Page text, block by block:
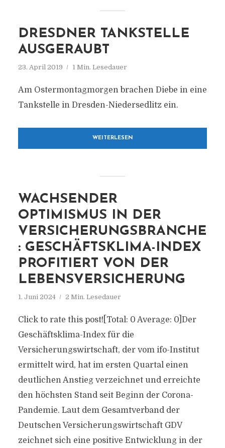
DRESDNER TANKSTELLE
AUSGERAUBT
23. April 2019 1 Min. Lesedauer
Am Ostermontagmorgen brachen Diebe in eine
Tankstelle in Dresden-Niedersedlitz ein.
WEITERLESEN
WACHSENDER
OPTIMISMUS IN DER
VERSICHERUNGSBRANCHE
: GESCHÄFTSKLIMA-INDEX
PROFITIERT VON DER
LEBENSVERSICHERUNG
1. Juni 2024 2 Min. Lesedauer
Click to rate this post![Total: 0 Average: 0]Der
Geschäftsklima-Index für die
Versicherungswirtschaft, der vom ifo-Institut
ermittelt wird, hat im ersten Quartal einen
deutlichen Anstieg verzeichnet und erreichte
den höchsten Stand seit Beginn der Corona-
Pandemie. Laut dem Gesamtverband der
Deutschen Versicherungswirtschaft GDV
zeichnet sich eine positive Entwicklung in der